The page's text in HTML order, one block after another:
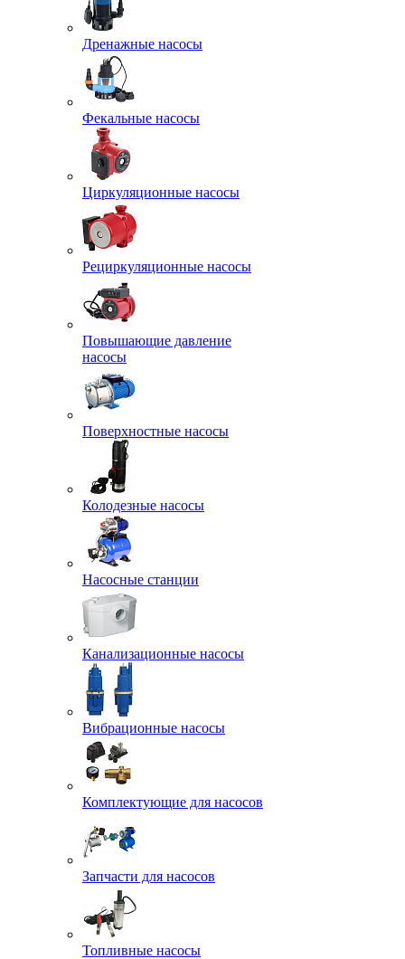
Дренажные насосы
Фекальные насосы
Циркуляционные насосы
Рециркуляционные насосы
Повышающие давление
насосы
Поверхностные насосы
Колодезные насосы
Насосные станции
Канализационные насосы
Вибрационные насосы
Комплектующие для насосов
Запчасти для насосов
Топливные насосы